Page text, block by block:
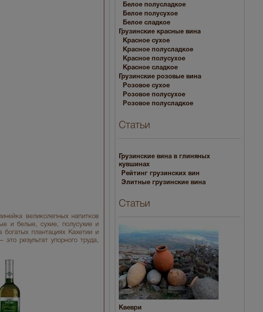
великолепных напитков
и белые, сухие, полусухие и
плантациях Кахетии и
результат упорного труда,
Белое полусладкое
Белое полусухое
Белое сладкое
Грузинские красные вина
Красное сухое
Красное полусладкое
Красное полусухое
Красное сладкое
Грузинские розовые вина
Розовое сухое
Розовое полусухое
Розовое полусладкое
Статьи
Грузинские вина в глиняных
кувшинах
Рейтинг грузинских вин
Элитные грузинские вина
Статьи
Квеври